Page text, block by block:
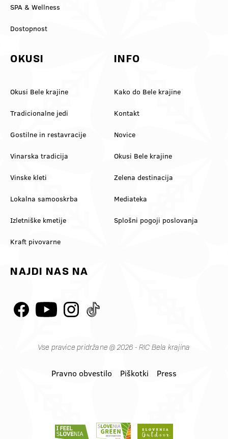
SPA & Wellness
Dostopnost
OKUSI
Okusi Bele krajine
Tradicionalne jedi
Gostilne in restavracije
Vinarska tradicija
Vinske kleti
Lokalna samooskrba
Izletniške kmetije
Kraft pivovarne
INFO
Kako do Bele krajine
Kontakt
Novice
Okusi Bele krajine
Zelena destinacija
Mediateka
Splošni pogoji poslovanja
NAJDI NAS NA
Vse pravice pridržane @ 2026 - RIC Bela krajina
Pravno obvestilo Piškotki Press